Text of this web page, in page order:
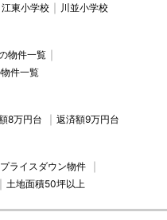
江東小学校 川並小学校
物件一覧
件一覧
8万円台 返済額9万円台
プライスダウン物件
土地面積50坪以上